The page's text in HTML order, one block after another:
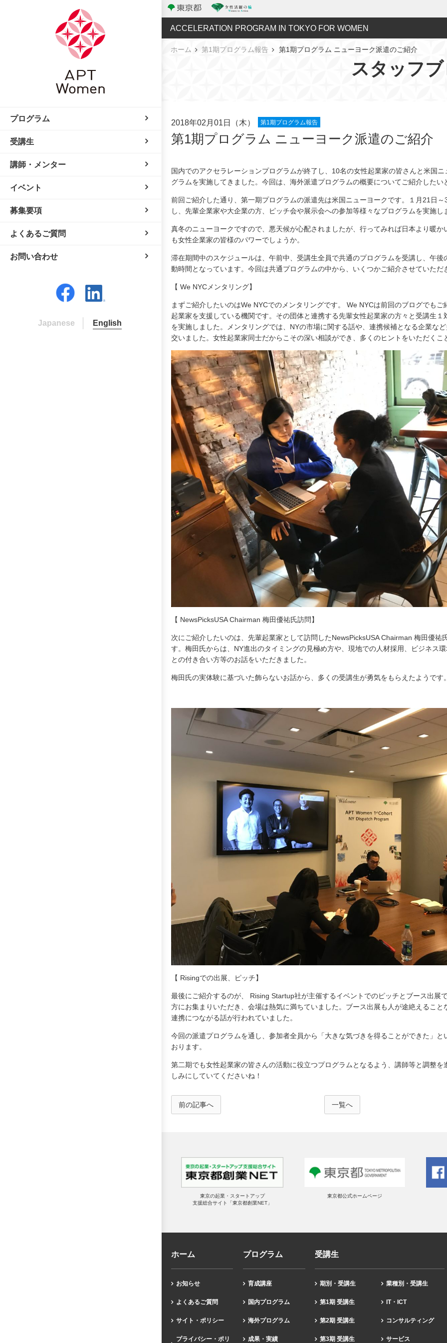
ACCELERATION PROGRAM IN TOKYO FOR WOMEN
ホーム 第1期プログラム報告 第1期プログラム ニューヨーク派遣のご紹介
スタッフ
2018年02月01日（木） 第1期プログラム報告
第1期プログラム ニューヨーク派遣のご紹介
国内でのアクセラレーションプログラムが終了し、10名の女性起業家の皆さんと米国
グラムを実施してきました。今回は、海外派遣プログラムの概要についてご紹介したい
前回ご紹介した通り、第一期プログラムの派遣先は米国ニューヨークです。１月21日
し、先輩企業家や大企業の方、ピッチ会や展示会への参加等様々なプログラムを実施し
真冬のニューヨークですので、悪天候が心配されましたが、行ってみれば日本より暖か
も女性企業家の皆様のパワーでしょうか。
滞在期間中のスケジュールは、午前中、受講生全員で共通のプログラムを受講し、午後
動時間となっています。今回は共通プログラムの中から、いくつかご紹介させていただ
【 We NYCメンタリング】
まずご紹介したいのはWe NYCでのメンタリングです。 We NYCは前回のブログでもご
起業家を支援している機関です。その団体と連携する先輩女性起業家の方々と受講生１
を実施しました。メンタリングでは、NYの市場に関する話や、連携候補となる企業な
交いました。女性起業家同士だからこその深い相談ができ、多くのヒントをいただくこ
【 NewsPicksUSA Chairman 梅田優祐氏訪問】
次にご紹介したいのは、先輩起業家として訪問したNewsPicksUSA Chairman 梅田優祐
す。梅田氏からは、NY進出のタイミングの見極め方や、現地での人材採用、ビジネス
との付き合い方等のお話をいただきました。
梅田氏の実体験に基づいた飾らないお話から、多くの受講生が勇気をもらえたようです
【 Risingでの出展、ピッチ】
最後にご紹介するのが、 Rising Startup社が主催するイベントでのピッチとブース出展
方にお集まりいただき、会場は熱気に満ちていました。ブース出展も人が途絶えること
連携につながる話が行われていました。
今回の派遣プログラムを通し、参加者全員から「大きな気づきを得ることができた」と
おります。
第二期でも女性起業家の皆さんの活動に役立つプログラムとなるよう、講師等と調整を
しみにしていてくださいね！
前の記事へ 一覧へ
東京の起業・スタートアップ
支援総合サイト「東京都創業NET」
東京都公式ホームページ
ホーム
お知らせ
よくあるご質問
サイト・ポリシー
プライバシー・ポリ
プログラム
育成講座
国内プログラム
海外プログラム
成果・実績
受講生
期別・受講生
第1期 受講生
第2期 受講生
第3期 受講生
業種別・受講生
IT・ICT
コンサルティング
サービス
プログラム
受講生
講師・メンター
イベント
募集要項
よくあるご質問
お問い合わせ
Japanese English